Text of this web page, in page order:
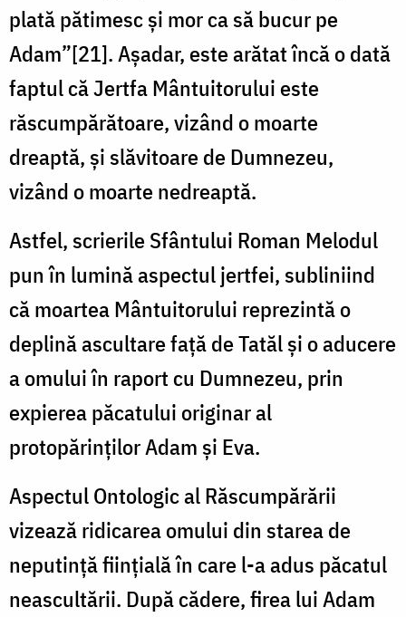
plată pătimesc și mor ca să bucur pe
Adam”[21]. Așadar, este arătat încă o dată
faptul că Jertfa Mântuitorului este
răscumpărătoare, vizând o moarte
dreaptă, și slăvitoare de Dumnezeu,
vizând o moarte nedreaptă.
Astfel, scrierile Sfântului Roman Melodul
pun în lumină aspectul jertfei, subliniind
că moartea Mântuitorului reprezintă o
deplină ascultare față de Tatăl și o aducere
a omului în raport cu Dumnezeu, prin
expierea păcatului originar al
protopărinților Adam și Eva.
Aspectul Ontologic al Răscumpărării
vizează ridicarea omului din starea de
neputință ființială în care l-a adus păcatul
neascultării. După cădere, firea lui Adam